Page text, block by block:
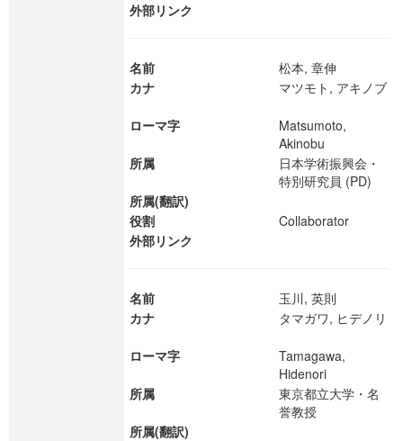
外部リンク
名前
松本, 章伸
カナ
マツモト, アキノブ
ローマ字
Matsumoto,
Akinobu
所属
日本学術振興会・
特別研究員 (PD)
所属(翻訳)
役割
Collaborator
外部リンク
名前
玉川, 英則
カナ
タマガワ, ヒデノリ
ローマ字
Tamagawa,
Hidenori
所属
東京都立大学・名
誉教授
所属(翻訳)